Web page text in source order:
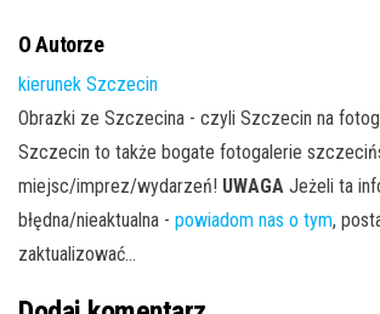
O Autorze
kierunek Szczecin
Obrazki ze Szczecina - czyli Szczecin na
Szczecin to także bogate fotogalerie
miejsc/imprez/wydarzeń! UWAGA Jeżeli ta
błędna/nieaktualna - powiadom nas o tym,
zaktualizować...